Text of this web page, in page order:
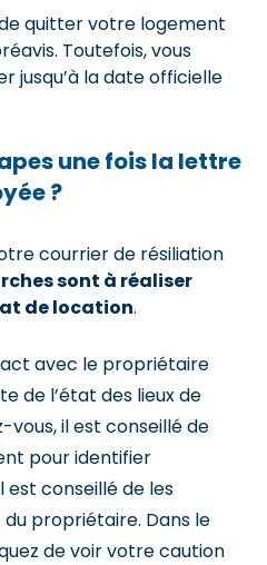
quitter votre logement
Toutefois, vous
jusqu’à la date officielle
une fois la lettre
?
courrier de résiliation
sont à réaliser
de location.
avec le propriétaire
de l’état des lieux de
il est conseillé de
pour identifier
est conseillé de les
propriétaire. Dans le
de voir votre caution